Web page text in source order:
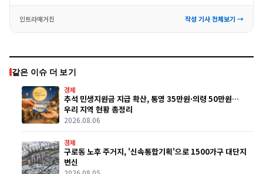
인트라매거진 작성 기사 전체보기 →
같은 이슈 더 보기
경제
추석 민생지원금 지급 확산, 통영 35만원·의령 50만원…
우리 지역 현황 총정리
2026.08.06
경제
구로동 노후 주거지, '신속통합기획'으로 1500가구 대단지
변신